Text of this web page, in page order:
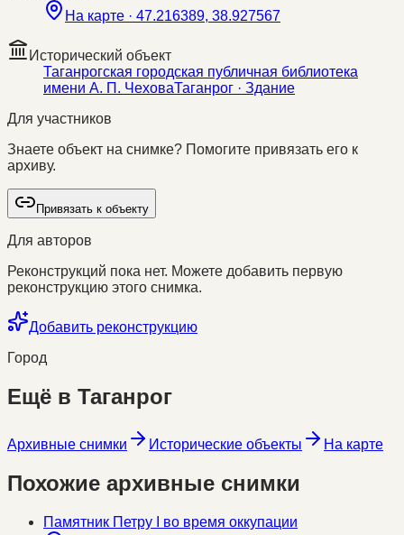
На карте · 47.216389, 38.927567
Исторический объект
Таганрогская городская публичная библиотека
имени А. П. ЧеховаТаганрог · Здание
Для участников
Знаете объект на снимке? Помогите привязать его к
архиву.
Привязать к объекту
Для авторов
Реконструкций пока нет. Можете добавить первую
реконструкцию этого снимка.
Добавить реконструкцию
Город
Ещё в Таганрог
Архивные снимки Исторические объекты На карте
Похожие архивные снимки
Памятник Петру I во время оккупации